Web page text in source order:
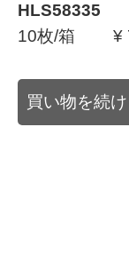
HLS58335
10枚/箱 ¥
買い物を続